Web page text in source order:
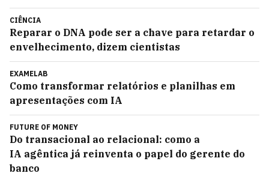
CIÊNCIA
Reparar o DNA pode ser a chave para retardar o
envelhecimento, dizem cientistas
EXAMELAB
Como transformar relatórios e planilhas em
apresentações com IA
FUTURE OF MONEY
Do transacional ao relacional: como a
IA agêntica já reinventa o papel do gerente do
banco